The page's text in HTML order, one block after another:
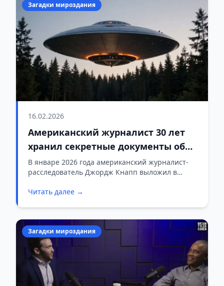
Загадки мироздания
16.02.2026
Американский журналист 30 лет
хранил секретные документы об
НЛО, тайно вывезенные из России.
Теперь он их опубликовал
В январе 2026 года американский журналист-
расследователь Джордж Кнапп выложил в
который, по его словам, он тайно вывез из
военных программ по изучению НЛО.
Читать далее →
Загадки мироздания